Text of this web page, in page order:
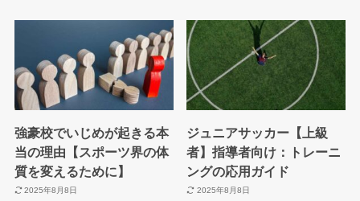
強豪校でいじめが起きる本
当の理由【スポーツ界の体
質を変えるために】
2025年8月8日
ジュニアサッカー【上級
者】指導者向け：トレーニ
ングの応用ガイド
2025年8月8日